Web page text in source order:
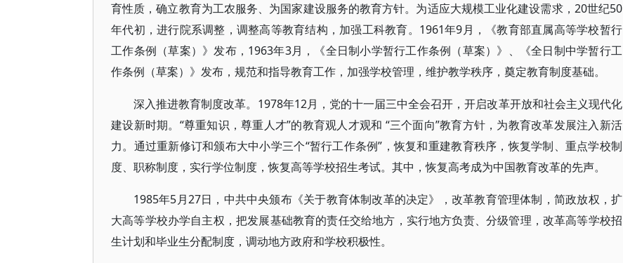
育性质，确立教育为工农服务、为国家建设服务的教育方针。为适应大规模工业化建设需求，20世纪50
年代初，进行院系调整，调整高等教育结构，加强工科教育。1961年9月，《教育部直属高等学校暂行
工作条例（草案）》发布，1963年3月，《全日制小学暂行工作条例（草案）》、《全日制中学暂行工
作条例（草案）》发布，规范和指导教育工作，加强学校管理，维护教学秩序，奠定教育制度基础。
深入推进教育制度改革。1978年12月，党的十一届三中全会召开，开启改革开放和社会主义现代化
建设新时期。“尊重知识，尊重人才”的教育观人才观和 “三个面向”教育方针，为教育改革发展注入新活
力。通过重新修订和颁布大中小学三个“暂行工作条例”，恢复和重建教育秩序，恢复学制、重点学校制
度、职称制度，实行学位制度，恢复高等学校招生考试。其中，恢复高考成为中国教育改革的先声。
1985年5月27日，中共中央颁布《关于教育体制改革的决定》，改革教育管理体制，简政放权，扩
大高等学校办学自主权，把发展基础教育的责任交给地方，实行地方负责、分级管理，改革高等学校招
生计划和毕业生分配制度，调动地方政府和学校积极性。